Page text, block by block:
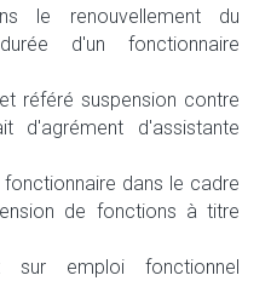
le renouvellement du
d'un fonctionnaire
référé suspension contre
d'agrément d'assistante
dans le cadre
de fonctions à titre
sur emploi fonctionnel